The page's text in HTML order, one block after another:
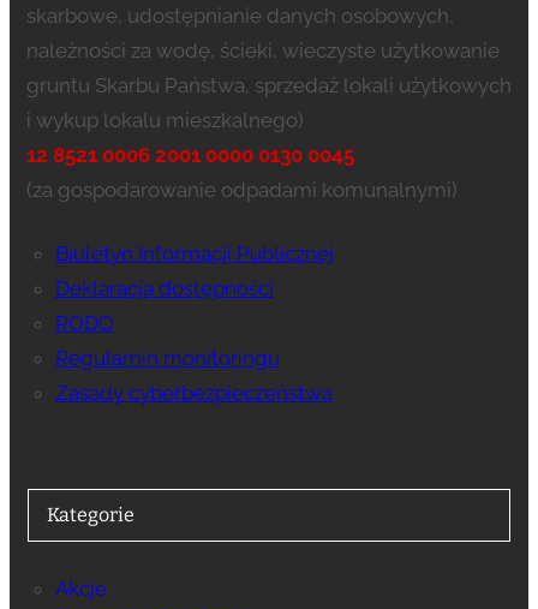
skarbowe, udostępnianie danych osobowych,
należności za wodę, ścieki, wieczyste użytkowanie
gruntu Skarbu Państwa, sprzedaż lokali użytkowych
i wykup lokalu mieszkalnego)
12 8521 0006 2001 0000 0130 0045
(za gospodarowanie odpadami komunalnymi)
Biuletyn Informacji Publicznej
Deklaracja dostępności
RODO
Regulamin monitoringu
Zasady cyberbezpieczeństwa
Kategorie
Akcje